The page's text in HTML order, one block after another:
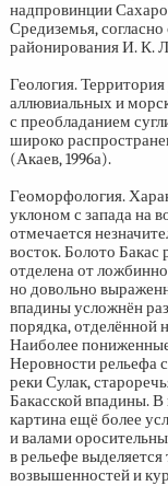
надпровинции
Средиземья,
районирования И. К.
Геология.
аллювиальных и
с преобладанием
широко
(Акаев, 1996а).
Геоморфология.
уклоном с запада на
отмечается
восток. Болото
отделена от
но довольно
впадины усложнён
порядка,
Наиболее
Неровности рельефа
реки Сулак,
Бакасской впадины.
картина ещё более
и валами
в рельефе
возвышенностей и